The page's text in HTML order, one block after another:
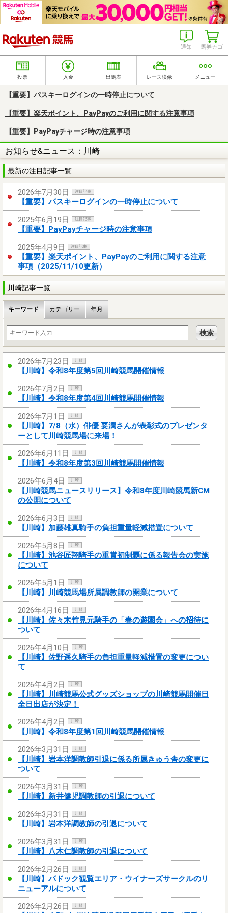
馬券カゴ
通知
投票 入金 出馬表 レース映像 メニュー
【重要】パスキーログインの一時停止について
【重要】楽天ポイント、PayPayのご利用に関する注意事項
【重要】PayPayチャージ時の注意事項
お知らせ&ニュース：川崎
最新の注目記事一覧
2026年7月30日 注目記事
【重要】パスキーログインの一時停止について
2025年6月19日
注目記事
【重要】PayPayチャージ時の注意事項
2025年4月9日
注目記事
【重要】楽天ポイント、PayPayのご利用に関する注意
事項（2025/11/10更新）
川崎記事一覧
キーワード カテゴリー 年月
2026年7月23日 川崎
【川崎】令和8年度第5回川崎競馬開催情報
2026年7月2日
川崎
【川崎】令和8年度第4回川崎競馬開催情報
2026年7月1日
川崎
【川崎】7/8（水）俳優 要潤さんが表彰式のプレゼンタ
ーとして川崎競馬場に来場！
2026年6月11日
川崎
【川崎】令和8年度第3回川崎競馬開催情報
2026年6月4日
川崎
【川崎競馬ニュースリリース】令和8年度川崎競馬新CM
の公開について
2026年6月3日
川崎
【川崎】加藤雄真騎手の負担重量軽減措置について
2026年5月8日
川崎
【川崎】池谷匠翔騎手の重賞初制覇に係る報告会の実施
について
2026年5月1日
川崎
【川崎】川崎競馬場所属調教師の開業について
2026年4月16日
川崎
【川崎】佐々木竹見元騎手の「春の遊園会」への招待に
ついて
2026年4月10日
川崎
【川崎】佐野遥久騎手の負担重量軽減措置の変更につい
て
2026年4月2日
川崎
【川崎】川崎競馬公式グッズショップの川崎競馬開催日
全日出店が決定！
2026年4月2日
川崎
【川崎】令和8年度第1回川崎競馬開催情報
2026年3月31日
川崎
【川崎】岩本洋調教師引退に係る所属きゅう舎の変更に
ついて
2026年3月31日
川崎
【川崎】新井健児調教師の引退について
2026年3月31日
川崎
【川崎】岩本洋調教師の引退について
2026年3月31日
川崎
【川崎】八木仁調教師の引退について
2026年2月26日
川崎
【川崎】パドック観覧エリア・ウイナーズサークルのリ
ニューアルについて
2026年2月26日
川崎